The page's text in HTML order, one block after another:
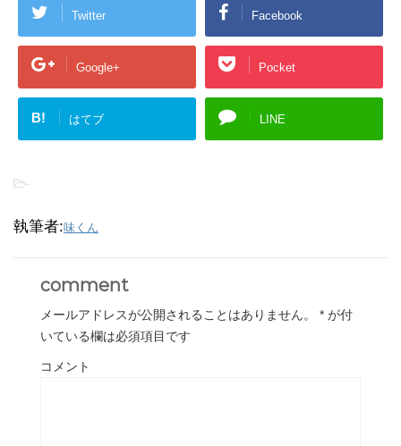
Twitter Facebook
Google+ Pocket
B! はてブ LINE
-
執筆者:味くん
comment
メールアドレスが公開されることはありません。 * が付
いている欄は必須項目です
コメント